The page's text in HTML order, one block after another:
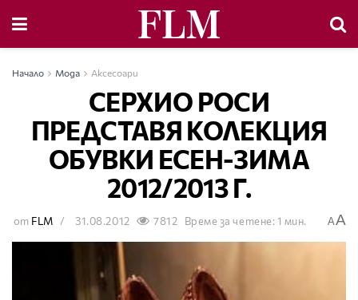
Начало Мода Аксесоари
СЕРХИО РОСИ
ПРЕДСТАВЯ КОЛЕКЦИЯ
ОБУВКИ ЕСЕН-ЗИМА
2012/2013 Г.
от FLM 31.08.2012 7812 Време за четене: 1 мин. AA